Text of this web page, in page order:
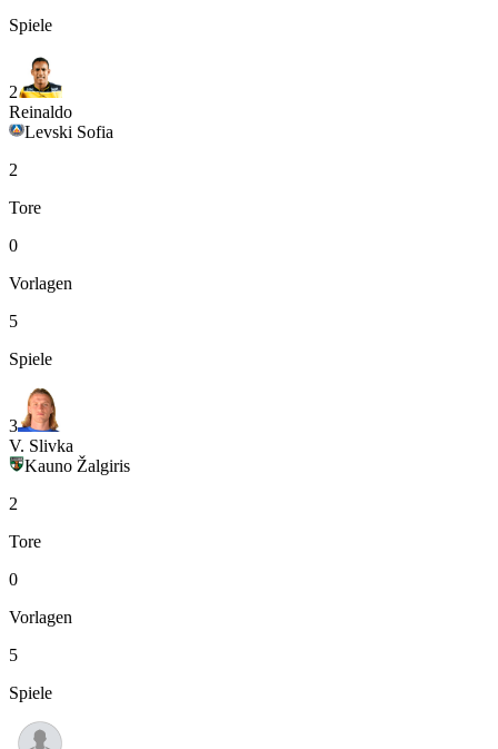
Spiele
2
Reinaldo
Levski Sofia
2
Tore
0
Vorlagen
5
Spiele
3
V. Slivka
Kauno Žalgiris
2
Tore
0
Vorlagen
5
Spiele